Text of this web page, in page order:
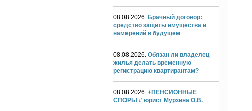
08.08.2026. Брачный договор:
средство защиты имущества и
намерений в будущем
08.08.2026. Обязан ли владелец
жилья делать временную
регистрацию квартирантам?
08.08.2026. +ПЕНСИОННЫЕ
СПОРЫ # юрист Мурзина О.В.